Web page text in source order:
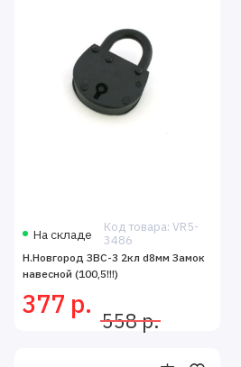
На складе
Код товара: VR5-
3486
Н.Новгород ЗВС-3 2кл d8мм Замок
навесной (100,5!!!)
377 р.
558 р.